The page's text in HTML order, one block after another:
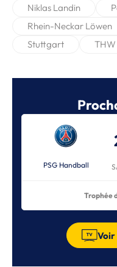
Niklas Landin
Rhein-Neckar Löwen
Stuttgart
THW
PSG Handball
Trophée
Voir